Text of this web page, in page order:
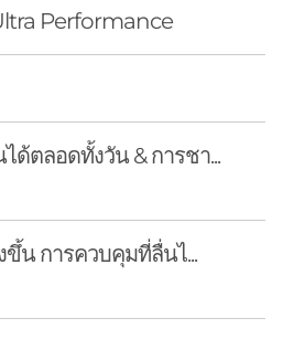
Performance
ด้ตลอดทั้งวัน & การชา...
น การควบคุมที่ลื่นไ...